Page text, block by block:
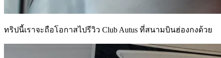
ทริปนี้เราจะถือโอกาสไปรีวิว Club Autus ที่สนามบินฮ่องกงด้วย